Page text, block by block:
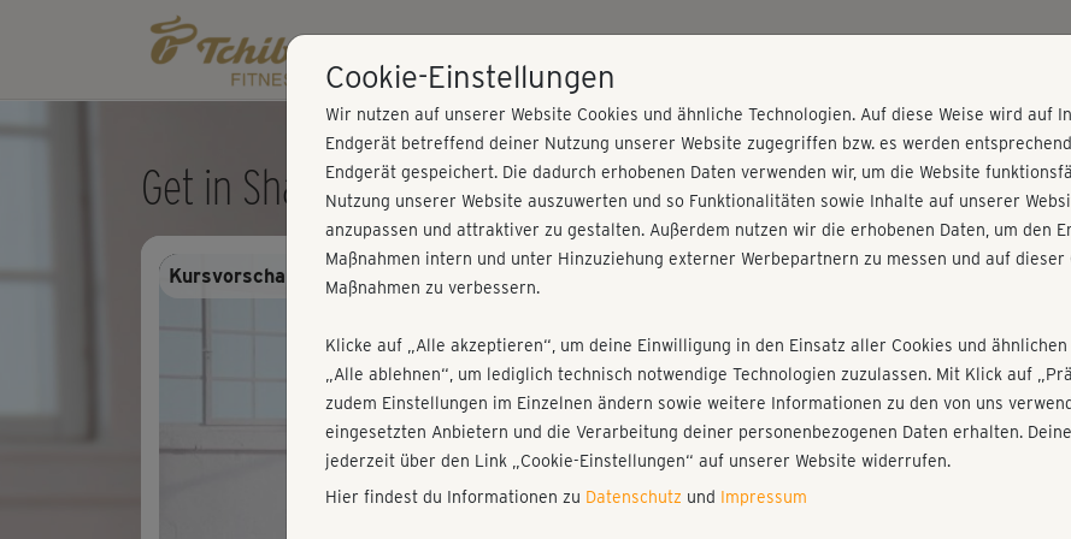
Get in Shape - Workout 6
Play
Kursvorschau - Anmelden und alles trainieren!
Cookie-Einstellungen
Wir nutzen auf unserer Website Cookies und ähnliche Technologien. Auf diese Weise wird auf
Endgerät betreffend deiner Nutzung unserer Website zugegriffen bzw. es werden
Endgerät gespeichert. Die dadurch erhobenen Daten verwenden wir, um die Website
Nutzung unserer Website auszuwerten und so Funktionalitäten sowie Inhalte auf unserer
anzupassen und attraktiver zu gestalten. Außerdem nutzen wir die erhobenen Daten, um den
Maßnahmen intern und unter Hinzuziehung externer Werbepartnern zu messen und auf
Maßnahmen zu verbessern.
Klicke auf „Alle akzeptieren“, um deine Einwilligung in den Einsatz aller Cookies und
„Alle ablehnen“, um lediglich technisch notwendige Technologien zuzulassen. Mit Klick auf
zudem Einstellungen im Einzelnen ändern sowie weitere Informationen zu den von uns
eingesetzten Anbietern und die Verarbeitung deiner personenbezogenen Daten erhalten.
jederzeit über den Link „Cookie-Einstellungen“ auf unserer Website widerrufen.
Hier findest du Informationen zu Datenschutz und Impressum